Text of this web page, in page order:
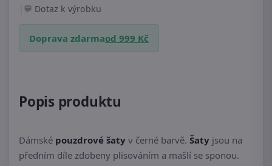
Dotaz k výrobku
Doprava zdarmaod 999 Kč
Popis produktu
Dámské pouzdrové šaty v černé barvě. Šaty jsou na
předním díle zdobeny plisováním a mašlí se sponou.